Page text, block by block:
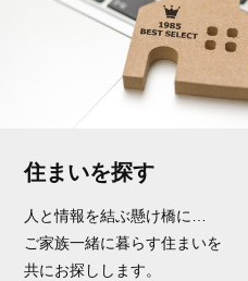
住まいを探す
人と情報を結ぶ懸け橋に…
ご家族一緒に暮らす住まいを
共にお探しします。